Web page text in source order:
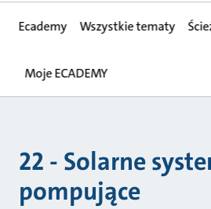
Ecademy Wszystkie tematy
Moje ECADEMY
22 - Solarne
pompujące